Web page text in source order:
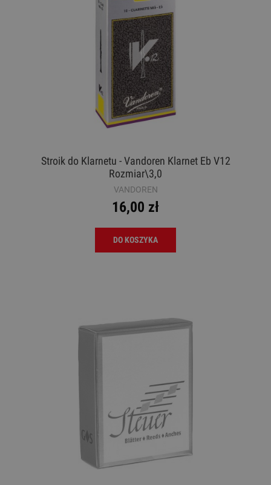
Stroik do Klarnetu - Vandoren Klarnet Eb V12
Rozmiar\3,0
VANDOREN
16,00 zł
DO KOSZYKA